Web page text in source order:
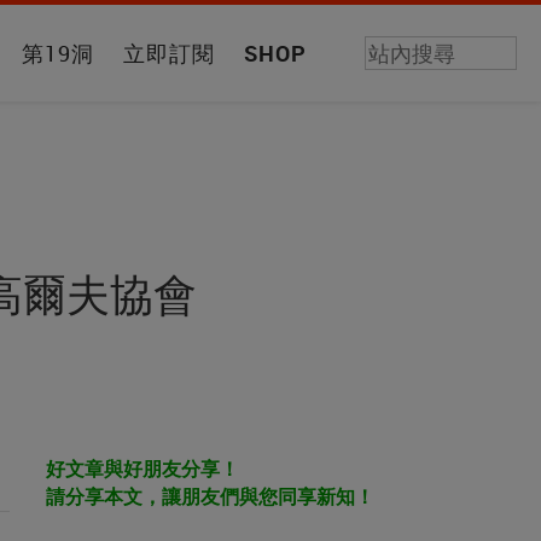
第19洞 立即訂閱 SHOP
爾夫協會
好文章與好朋友分享！
請分享本文，讓朋友們與您同享新知！